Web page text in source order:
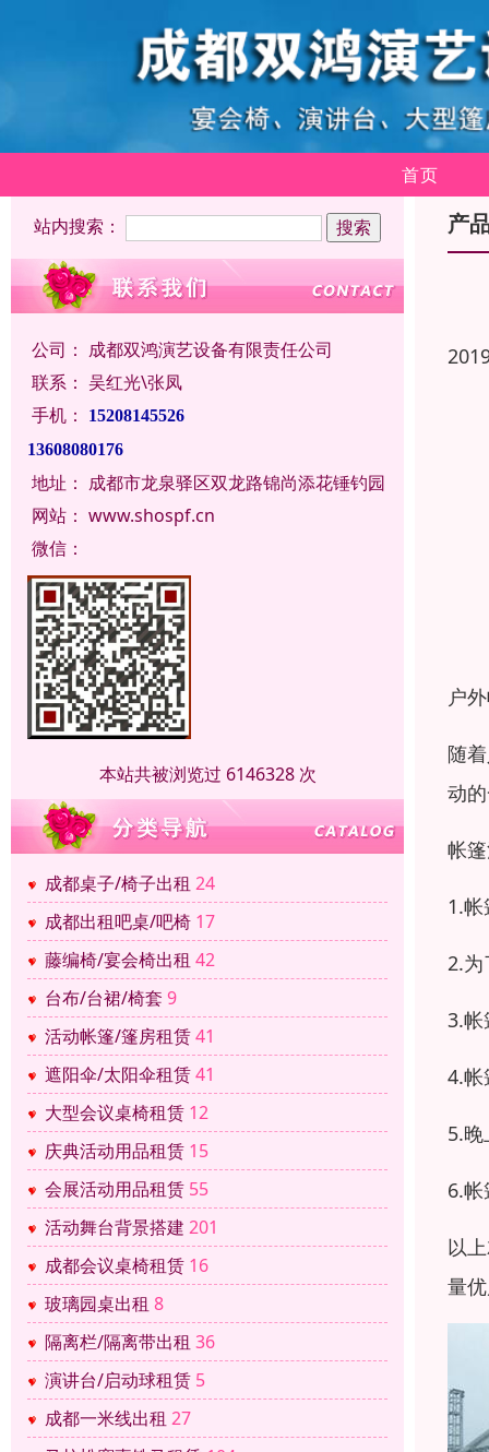
首页
站内搜索：
公司： 成都双鸿演艺设备有限责任公司
联系： 吴红光\张凤
手机：
15208145526
13608080176
地址： 成都市龙泉驿区双龙路锦尚添花锤钓园
网站： www.shospf.cn
微信：
本站共被浏览过 6146328 次
成都桌子/椅子出租 24
成都出租吧桌/吧椅 17
藤编椅/宴会椅出租 42
台布/台裙/椅套 9
活动帐篷/篷房租赁41
遮阳伞/太阳伞租赁41
大型会议桌椅租赁 12
庆典活动用品租赁 15
会展活动用品租赁 55
活动舞台背景搭建 201
成都会议桌椅租赁 16
玻璃园桌出租 8
隔离栏/隔离带出租 36
演讲台/启动球租赁 5
成都一米线出租 27
产
户
随
动
帐
1.
2.为
3.帐
4.帐
5.
6.
以
量